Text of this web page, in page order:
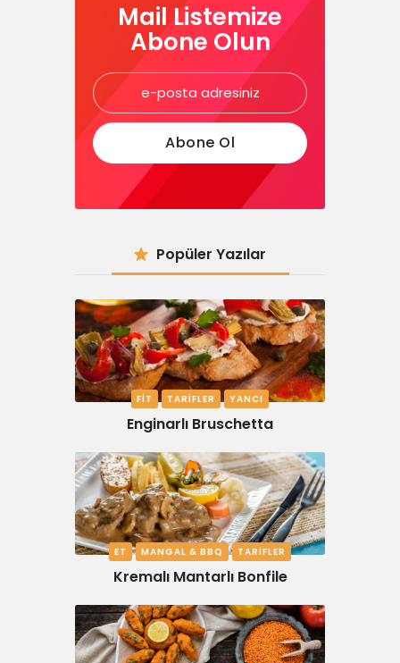
Mail Listemize
Abone Olun
Popüler Yazılar
FIT TARIFLER YANCI
Enginarlı Bruschetta
ET MANGAL & BBQ TARIFLER
Kremalı Mantarlı Bonfile